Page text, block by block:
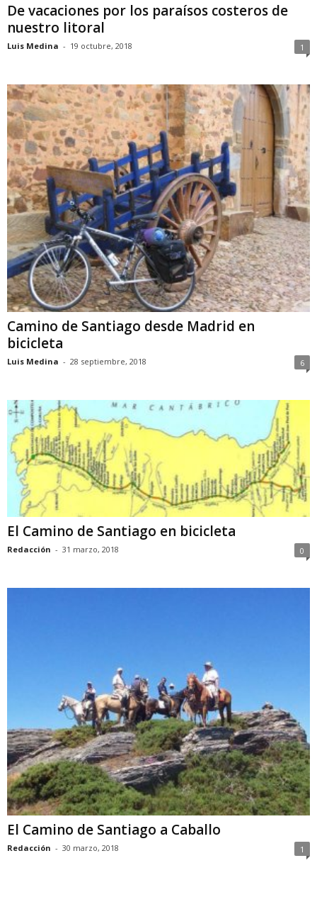
De vacaciones por los paraísos costeros de
nuestro litoral
Luis Medina - 19 octubre, 2018 1
Camino de Santiago desde Madrid en
bicicleta
Luis Medina - 28 septiembre, 2018 6
El Camino de Santiago en bicicleta
Redacción - 31 marzo, 2018 0
El Camino de Santiago a Caballo
Redacción - 30 marzo, 2018 1